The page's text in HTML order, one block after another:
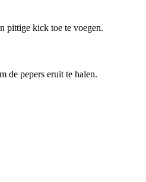
pittige kick toe te voegen.
de pepers eruit te halen.